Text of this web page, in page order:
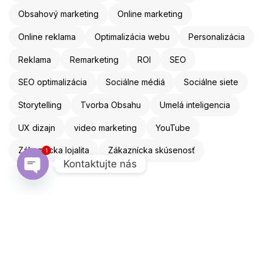
Obsahový marketing Online marketing
Online reklama Optimalizácia webu Personalizácia
Reklama Remarketing ROI SEO
SEO optimalizácia Sociálne médiá Sociálne siete
Storytelling Tvorba Obsahu Umelá inteligencia
UX dizajn video marketing YouTube
Zákaznícka lojalita Zákaznícka skúsenosť
Kontaktujte nás
1